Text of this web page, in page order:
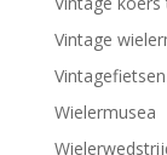
Vintage
Wielermusea